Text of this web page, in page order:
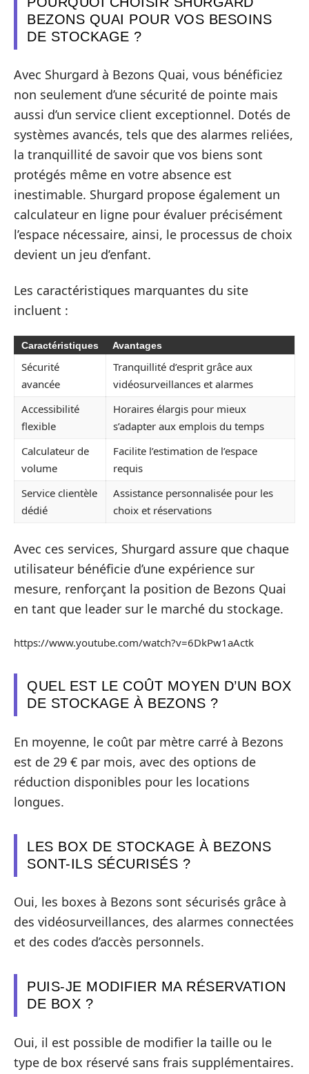
BEZONS QUAI POUR VOS BESOINS
DE STOCKAGE ?
Avec Shurgard à Bezons Quai, vous bénéficiez
non seulement d’une sécurité de pointe mais
aussi d’un service client exceptionnel. Dotés de
systèmes avancés, tels que des alarmes reliées,
la tranquillité de savoir que vos biens sont
protégés même en votre absence est
inestimable. Shurgard propose également un
calculateur en ligne pour évaluer précisément
l’espace nécessaire, ainsi, le processus de choix
devient un jeu d’enfant.
Les caractéristiques marquantes du site
incluent :
Caractéristiques Avantages
Sécurité
avancée
Tranquillité d’esprit grâce aux
vidéosurveillances et alarmes
Accessibilité
flexible
Horaires élargis pour mieux
s’adapter aux emplois du temps
Calculateur de
volume
Facilite l’estimation de l’espace
requis
Service clientèle
dédié
Assistance personnalisée pour les
choix et réservations
Avec ces services, Shurgard assure que chaque
utilisateur bénéficie d’une expérience sur
mesure, renforçant la position de Bezons Quai
en tant que leader sur le marché du stockage.
https://www.youtube.com/watch?v=6DkPw1aActk
QUEL EST LE COÛT MOYEN D’UN BOX
DE STOCKAGE À BEZONS ?
En moyenne, le coût par mètre carré à Bezons
est de 29 € par mois, avec des options de
réduction disponibles pour les locations
longues.
LES BOX DE STOCKAGE À BEZONS
SONT-ILS SÉCURISÉS ?
Oui, les boxes à Bezons sont sécurisés grâce à
des vidéosurveillances, des alarmes connectées
et des codes d’accès personnels.
PUIS-JE MODIFIER MA RÉSERVATION
DE BOX ?
Oui, il est possible de modifier la taille ou le
type de box réservé sans frais supplémentaires.